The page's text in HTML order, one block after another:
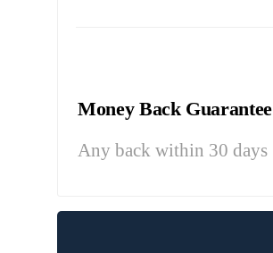
Money Back Guarantee
Any back within 30 days